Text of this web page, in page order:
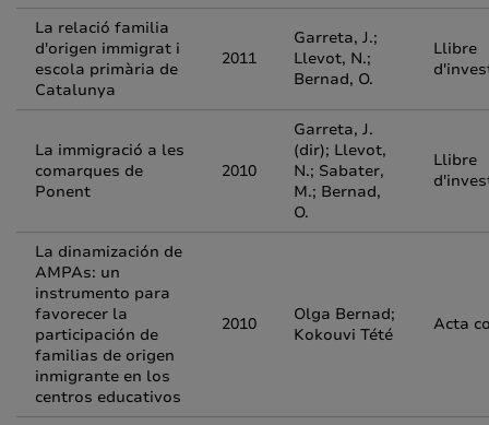
La relació familia
d'origen immigrat i
escola primària de
Catalunya
2011
Garreta, J.;
Llevot, N.;
Bernad, O.
Llibre
La immigració a les
comarques de
Ponent
2010
Garreta, J.
(dir); Llevot,
N.; Sabater,
M.; Bernad,
O.
Llibre
La dinamización de
AMPAs: un
instrumento para
favorecer la
participación de
familias de origen
inmigrante en los
centros educativos
2010
Olga Bernad;
Kokouvi Tété
Acta